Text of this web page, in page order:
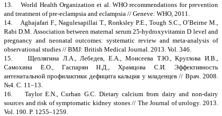
13. World Health Organization et al. WHO recommendations for prevention
and treatment of pre-eclampsia and eclampsia // Geneve: WHO, 2011.
14. Aghajafari F., Nagulesapillai T., Ronksley P.E., Tough S.C., O’Beirne M.,
Rabi D.M. Association between maternal serum 25-hydroxyvitamin D level and
pregnancy and neonatal outcomes: systematic review and meta-analysis of
observational studies // BMJ: British Medical Journal. 2013. Vol. 346.
15. Щеплягина Л.А., Лебедев, Е.А., Моисеева Т.Ю., Круглова И.В.,
Самохина Е.О., Гаспарян Н.Д., Храмцова С.И. Эффективность
антенатальной профилактики дефицита кальция у младенцев // Врач. 2008.
№4. С. 11–13.
16. Taylor E.N., Curhan G.C. Dietary calcium from dairy and non-dairy
sources and risk of symptomatic kidney stones // The Journal of urology. 2013.
Vol. 190. P. 1255–1259.